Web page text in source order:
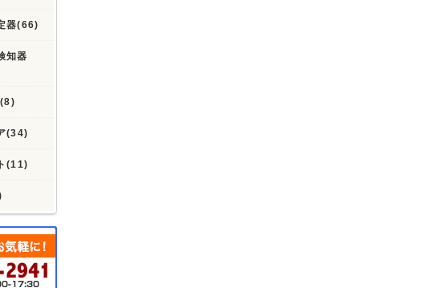
器(66)
知器
(34)
(11)